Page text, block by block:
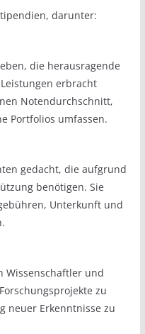
darunter:
die herausragende
erbracht
Notendurchschnitt,
Portfolios umfassen.
gedacht, die aufgrund
benötigen. Sie
Unterkunft und
Wissenschaftler und
zu
neuer Erkenntnisse zu